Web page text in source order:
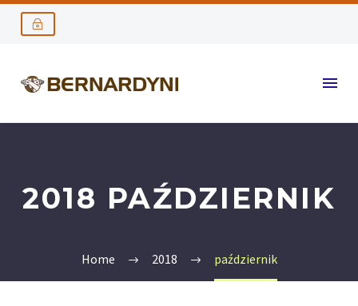
2018 PAŹDZIERNIK
Home 2018 październik